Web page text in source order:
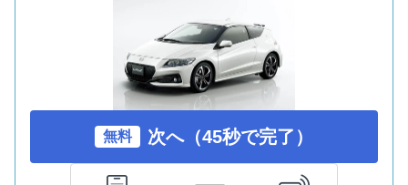
無料 次へ（45秒で完了）